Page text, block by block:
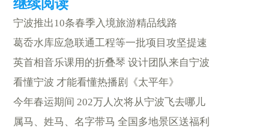
宁波推出10条春季入境旅游精品线路
葛岙水库应急联通工程等一批项目攻坚提速
英首相音乐课用的折叠琴 设计团队来自宁波
看懂宁波 才能看懂热播剧《太平年》
今年春运期间 202万人次将从宁波飞去哪儿
属马、姓马、名字带马 全国多地景区送福利